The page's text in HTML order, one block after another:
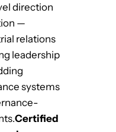
direction
—
relations
leadership
systems
Certified